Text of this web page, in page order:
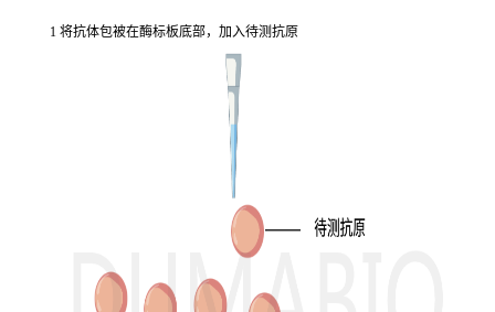
1 将抗体包被在酶标板底部，加入待测抗原